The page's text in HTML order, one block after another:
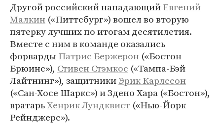
Другой российский нападающийЕвгений
Малкин («Питтсбург») вошел во вторую
пятерку лучших по итогам десятилетия.
Вместе с ним в команде оказались
форвардыПатрис Бержерон («Бостон
Брюинс»), Стивен Стэмкос («Тампа-Бэй
Лайтнинг»), защитникиЭрик Карлссон
(«Сан-Хосе Шаркс») и Здено Хара («Бостон»),
вратарьХенрик Лундквист («Нью-Йорк
Рейнджерс»).